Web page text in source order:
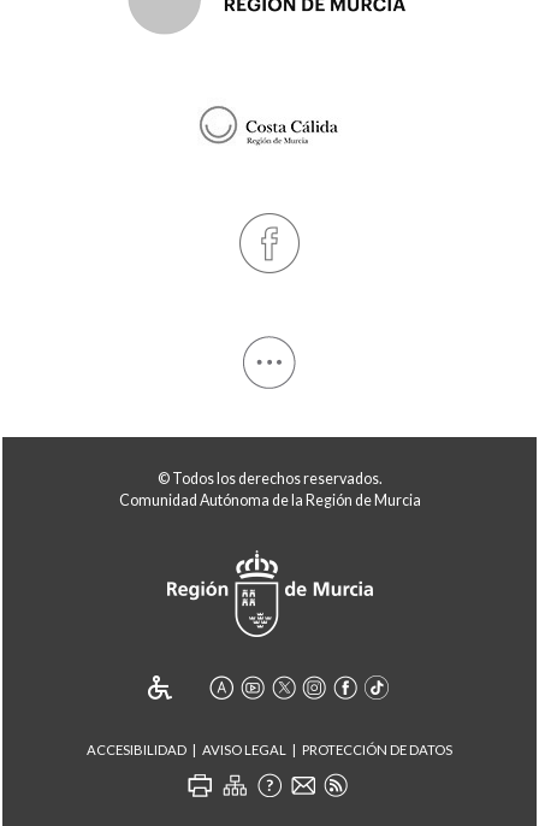
© Todos los derechos reservados.
Comunidad Autónoma de la Región de Murcia
ACCESIBILIDAD AVISO LEGAL PROTECCIÓN DE DATOS